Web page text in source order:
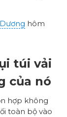
hôm
túi vải
của nó
hợp không
toàn bộ vào